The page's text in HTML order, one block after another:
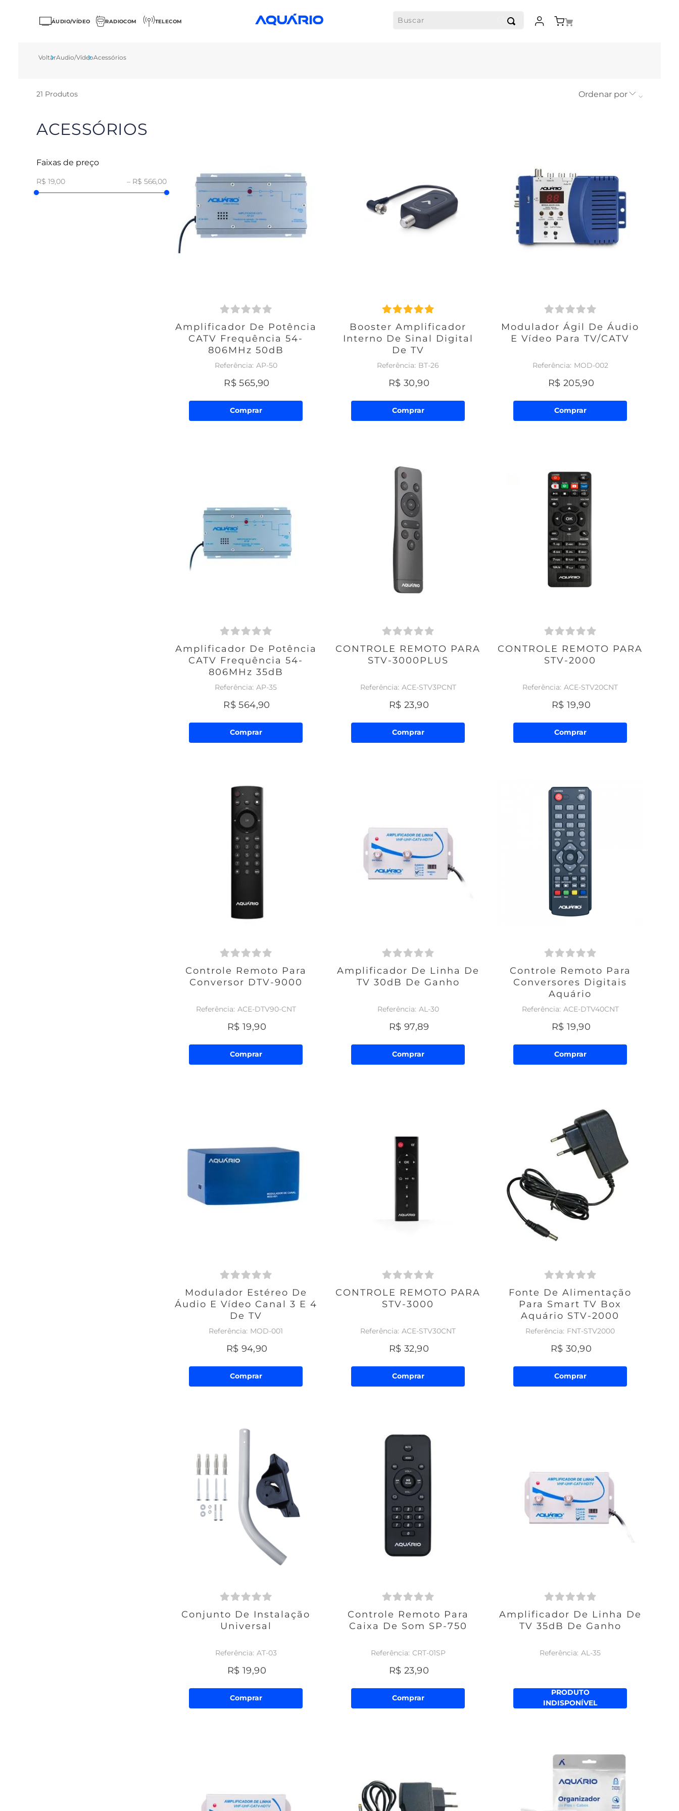
ÁUDIO/VÍDEO RADIOCOM TELECOM
Audio/VídeoAcessórios
21 Produtos Ordenar por
ACESSÓRIOS
Faixas de preço
R$ 19,00 – R$ 566,00
Amplificador De Potência
CATV Frequência 54-
806MHz 50dB
AP-50
R$ 565,90
Comprar
Booster Amplificador
Interno De Sinal Digital
De TV
BT-26
R$ 30,90
Comprar
Modulador Ágil De Áudio
E Vídeo Para TV/CATV
MOD-002
R$ 205,90
Comprar
Amplificador De Potência
CATV Frequência 54-
806MHz 35dB
AP-35
R$ 564,90
Comprar
CONTROLE REMOTO PARA
STV-3000PLUS
ACE-STV3PCNT
R$ 23,90
Comprar
CONTROLE REMOTO PARA
STV-2000
ACE-STV20CNT
R$ 19,90
Comprar
Controle Remoto Para
Conversor DTV-9000
ACE-DTV90-CNT
R$ 19,90
Comprar
Amplificador De Linha De
TV 30dB De Ganho
AL-30
R$ 97,89
Comprar
Controle Remoto Para
Conversores Digitais
Aquário
ACE-DTV40CNT
R$ 19,90
Comprar
Modulador Estéreo De
Áudio E Vídeo Canal 3 E 4
De TV
MOD-001
R$ 94,90
Comprar
CONTROLE REMOTO PARA
STV-3000
ACE-STV30CNT
R$ 32,90
Comprar
Fonte De Alimentação
Para Smart TV Box
Aquário STV-2000
FNT-STV2000
R$ 30,90
Comprar
Conjunto De Instalação
Universal
AT-03
R$ 19,90
Comprar
Controle Remoto Para
Caixa De Som SP-750
CRT-01SP
R$ 23,90
Comprar
Amplificador De Linha De
TV 35dB De Ganho
AL-35
PRODUTO
INDISPONÍVEL